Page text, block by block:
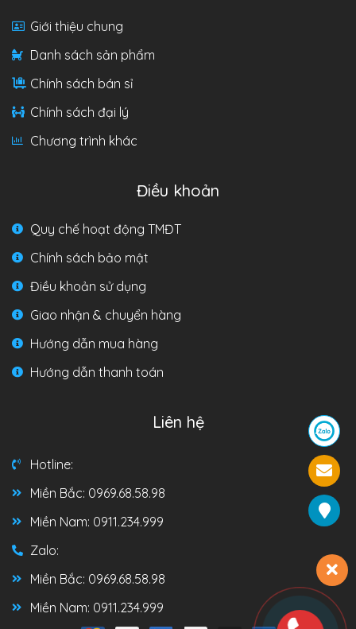
Giới thiệu chung
Danh sách sản phẩm
Chính sách bán sỉ
Chính sách đại lý
Chương trình khác
Điều khoản
Quy chế hoạt động TMĐT
Chính sách bảo mật
Điều khoản sử dụng
Giao nhận & chuyển hàng
Hướng dẫn mua hàng
Hướng dẫn thanh toán
Liên hệ
Hotline:
Miền Bắc: 0969.68.58.98
Miền Nam: 0911.234.999
Zalo:
Miền Bắc: 0969.68.58.98
Miền Nam: 0911.234.999